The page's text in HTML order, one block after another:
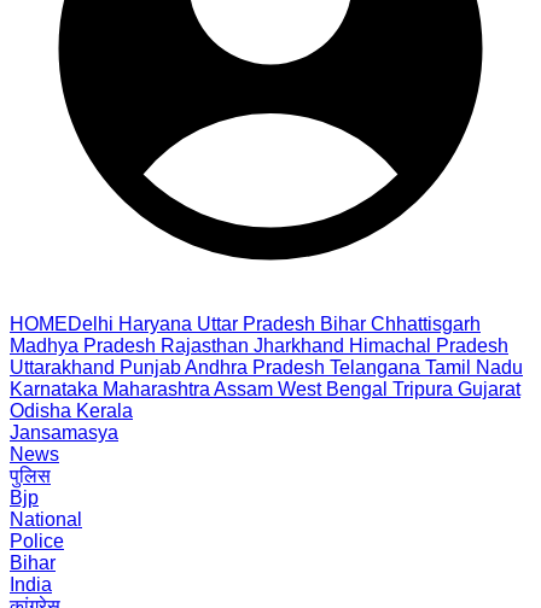
HOMEDelhi Haryana Uttar Pradesh Bihar Chhattisgarh
Madhya Pradesh Rajasthan Jharkhand Himachal Pradesh
Uttarakhand PunjabAndhra Pradesh Telangana Tamil Nadu
Karnataka Maharashtra Assam West Bengal Tripura Gujarat
Odisha Kerala
Jansamasya
News
पुलिस
Bjp
National
Police
Bihar
India